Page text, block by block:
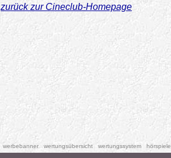
zurück zur Cineclub-Homepage
werbebanner wertungsübersicht wertungssystem hörspiele